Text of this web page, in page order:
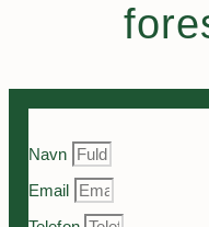
Navn
Email